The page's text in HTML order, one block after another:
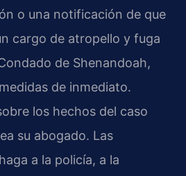
o una notificación de que
cargo de atropello y fuga
de Shenandoah,
de inmediato.
los hechos del caso
su abogado. Las
a la policía, a la